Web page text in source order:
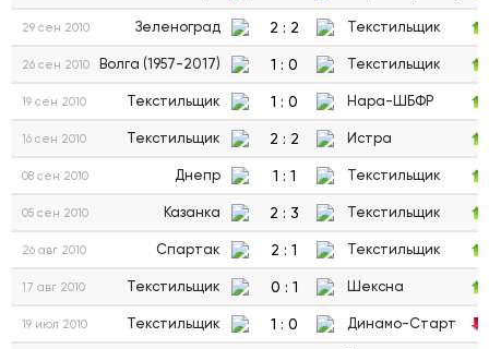
29 сен 2010 Зеленоград 2 : 2 Текстильщик
26 сен 2010 Волга (1957-2017) 1 : 0 Текстильщик
19 сен 2010 Текстильщик 1 : 0 Нара-ШБФР
16 сен 2010 Текстильщик 2 : 2 Истра
08 сен 2010 Днепр 1 : 1 Текстильщик
05 сен 2010 Казанка 2 : 3 Текстильщик
26 авг 2010 Спартак 2 : 1 Текстильщик
17 авг 2010 Текстильщик 0 : 1 Шексна
19 июл 2010 Текстильщик 1 : 0 Динамо-Старт